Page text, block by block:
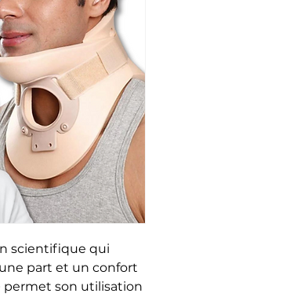
scientifique qui
part et un confort
permet son utilisation